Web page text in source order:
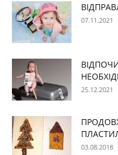
07.11.2021
25.12.2021
03.08.2018